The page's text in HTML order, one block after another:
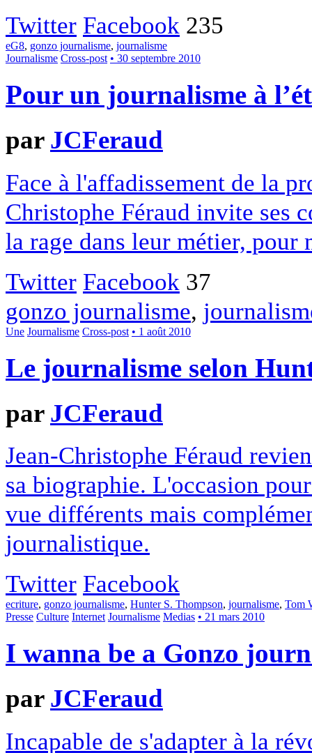
Twitter Facebook 235
eG8, gonzo journalisme, journalisme
Journalisme Cross-post • 30 septembre 2010
Pour un journalisme à
par JCFeraud
Face à l'affadissement de la
Christophe Féraud invite ses
la rage dans leur métier, pour
Twitter Facebook 37
gonzo journalisme,
Une Journalisme Cross-post • 1 août 2010
Le journalisme selon
par JCFeraud
Jean-Christophe Féraud
sa biographie. L'occasion
vue différents mais
journalistique.
Twitter Facebook
ecriture, gonzo journalisme, Hunter S. Thompson, journalisme, Tom
Presse Culture Internet Journalisme Medias • 21 mars 2010
I wanna be a Gonzo
par JCFeraud
Incapable de s'adapter à la